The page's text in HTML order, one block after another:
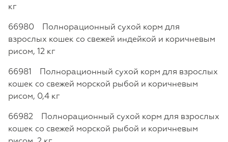
кг
66980 Полнорационный сухой корм для
взрослых кошек со свежей индейкой и коричневым
рисом, 12 кг
66981 Полнорационный сухой корм для взрослых
кошек со свежей морской рыбой и коричневым
рисом, 0,4 кг
66982 Полнорационный сухой корм для взрослых
кошек со свежей морской рыбой и коричневым